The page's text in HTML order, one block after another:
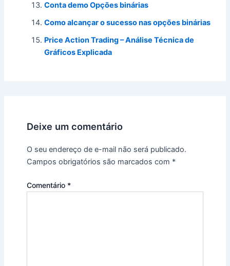
Conta demo Opções binárias
Como alcançar o sucesso nas opções binárias
Price Action Trading – Análise Técnica de
Gráficos Explicada
Deixe um comentário
O seu endereço de e-mail não será publicado.
Campos obrigatórios são marcados com *
Comentário *